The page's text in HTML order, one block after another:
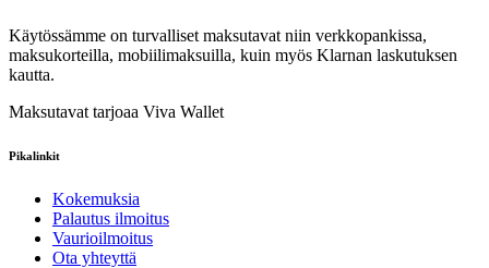
Käytössämme on turvalliset maksutavat niin verkkopankissa,
maksukorteilla, mobiilimaksuilla, kuin myös Klarnan laskutuksen
kautta.
Maksutavat tarjoaa Viva Wallet
Pikalinkit
Kokemuksia
Palautus ilmoitus
Vaurioilmoitus
Ota yhteyttä